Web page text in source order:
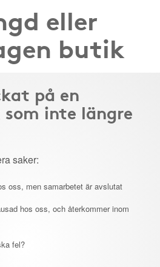
eller
butik
på en
inte längre
saker:
oss, men samarbetet är avslutat
hos oss, och återkommer inom
fel?